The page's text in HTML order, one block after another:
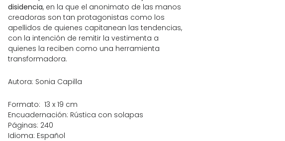
disidencia, en la que el anonimato de las manos
creadoras son tan protagonistas como los
apellidos de quienes capitanean las tendencias,
con la intención de remitir la vestimenta a
quienes la reciben como una herramienta
transformadora.
Autora: Sonia Capilla
Formato: ‎ 13 x 19 cm
Encuadernación: Rústica con solapas
Páginas: 240
Idioma: Español